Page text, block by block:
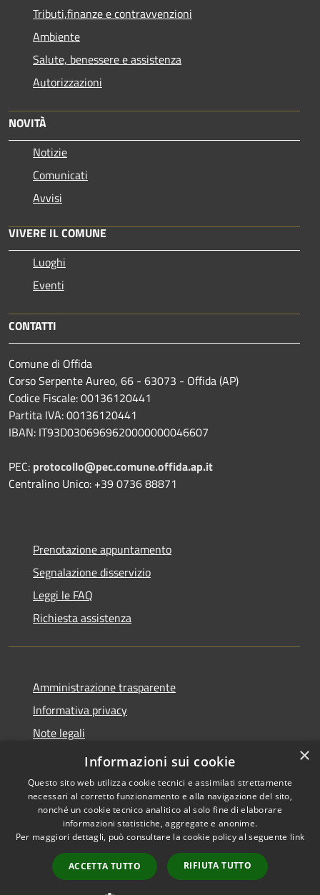
Tributi,finanze e contravvenzioni
Ambiente
Salute, benessere e assistenza
Autorizzazioni
NOVITÀ
Notizie
Comunicati
Avvisi
VIVERE IL COMUNE
Luoghi
Eventi
CONTATTI
Comune di Offida
Corso Serpente Aureo, 66 - 63073 - Offida (AP)
Codice Fiscale: 00136120441
Partita IVA: 00136120441
IBAN: IT93D0306969620000000046607
PEC: protocollo@pec.comune.offida.ap.it
Centralino Unico: +39 0736 88871
Prenotazione appuntamento
Segnalazione disservizio
Leggi le FAQ
Richiesta assistenza
Amministrazione trasparente
Informativa privacy
Note legali
Dichiarazione di accessibilità
Accessibilità
Copyright © 2026 • Comune di
Offida • Powered by
Municipium•
Accesso
redazione
×
Informazioni sui cookie
Questo sito web utilizza cookie tecnici e assimilati strettamente
necessari al corretto funzionamento e alla navigazione del sito,
nonché un cookie tecnico analitico al solo fine di elaborare
informazioni statistiche, aggregate e anonime.
Per maggiori dettagli, può consultare la cookie policy al seguente link
ACCETTA TUTTO RIFIUTA TUTTO